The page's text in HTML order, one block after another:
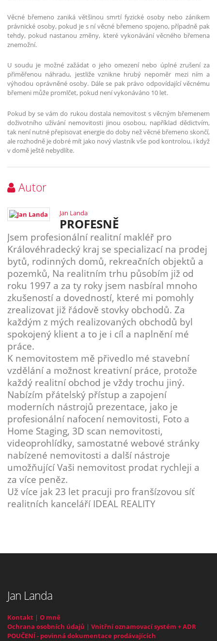
Věcné břemeno zaniká většinou smrtí fyzické osoby nebo zánikem
právnické osoby, pokud je s ní věcné břemeno spojeno, případně pak
tehdy, pokud nastanou změny, které vykonávání věcného břemena
znemožní.
U soudu je možné zažádat o jeho omezení nebo úplné zrušení za
přiměřenou náhradu, jestliže vznikne hrubý nepoměr mezi ním a
výhodou oprávněné osoby. Dále se pak právo odpovídající věcnému
břemeni může promlčet, pokud není vykonáváno 10 let.
Pokud by se vám do rukou dostala nemovitost s věcným břemenem
doživotního užívání nemovitosti jinou osobou, například dědictvím,
tak není nutné přepisovat energie do doby než věcné břemeno skončí,
ale rozhodně je dobré mít jako nový vlastník vše pod kontrolou, i když
v domě ještě nebydlíte.
Autor
Jan Landa
PROFESNĚ
Jsem profesionální realitní makléř pro
Královéhradecký kraj se specializací na prodej
bytů, rodinných domů, rekreačních objektů a
pozemků, Na realitním trhu působím již od
roku 1997 a za ty roky jsem nasbíral mnoho
zkušeností a dovedností, které mi pomohly
zrealizovat již řádově stovky obchodů. Za
každým z mých realizovaných obchodů byl
spokojený klient a to je i cíl a naplnění mé
práce.
K nemovitostem mě přivedlo mé stavební
vzdělání a možnost kreativní práce, protože
každý realitní obchod je vždy trochu jiný.
Nabízím přátelský přístup a zapojení
moderních nástrojů prezentace, jako je
profesionální nafocení nemovitosti, Foto a
Home Staging, 3D scan nemovitosti,
videoprohlídky, samostatné webové stránky
nabízené nemovitosti a další nástroje
umožňující Vaši nemovitost prodat rychleji a
za více peněz.
Už více jak 23 let pracuji pro franšízovou síť
realitních kanceláří IDEAL REALITY
Jan Landa
Kontakt | O mně
Ochrana osobních údajů | Vnitřní oznamovací systém + ADR
POUČENÍ - povinná dokumentace prodávajících